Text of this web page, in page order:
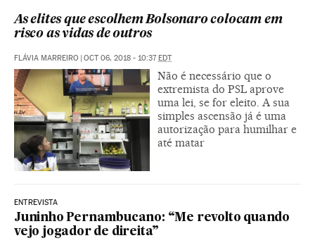
As elites que escolhem Bolsonaro colocam em
risco as vidas de outros
FLÁVIA MARREIRO | OCT 06, 2018 - 10:37EDT
Não é necessário que o
extremista do PSL aprove
uma lei, se for eleito. A sua
simples ascensão já é uma
autorização para humilhar e
até matar
ENTREVISTA
Juninho Pernambucano: “Me revolto quando
vejo jogador de direita”